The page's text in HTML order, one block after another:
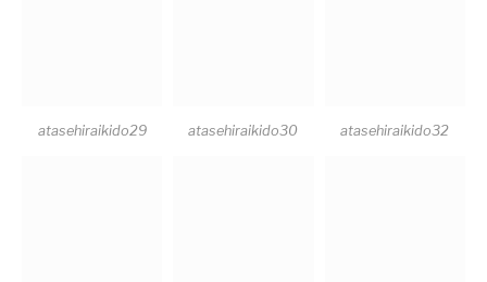
atasehiraikido29 atasehiraikido30 atasehiraikido32